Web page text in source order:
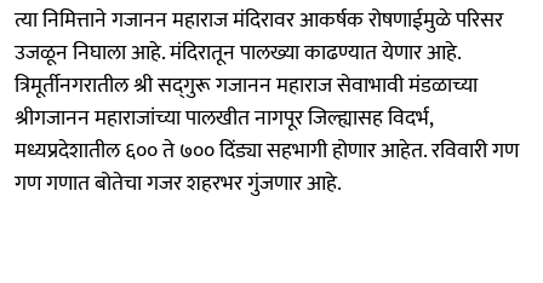
त्या निमित्ताने गजानन महाराज मंदिरावर आकर्षक रोषणाईमुळे परिसर
उजळून निघाला आहे. मंदिरातून पालख्या काढण्यात येणार आहे.
त्रिमूर्तीनगरातील श्री सद्‍गुरू गजानन महाराज सेवाभावी मंडळाच्या
श्रीगजानन महाराजांच्या पालखीत नागपूर जिल्ह्यासह विदर्भ,
मध्यप्रदेशातील ६०० ते ७०० दिंड्या सहभागी होणार आहेत. रविवारी गण
गण गणात बोतेचा गजर शहरभर गुंजणार आहे.